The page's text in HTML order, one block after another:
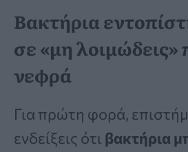
Βακτήρια
σε «μη λοιμώδεις»
νεφρά
Για πρώτη φορά,
ενδείξεις ότι βακτήρια